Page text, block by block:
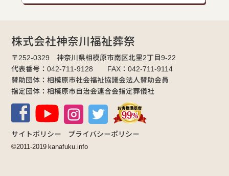
株式会社神奈川福祉葬祭
〒252-0329 神奈川県相模原市南区北里2丁目9-22
代表番号：042-711-9128 FAX：042-711-9114
賛助団体：相模原市社会福祉協議会法人賛助会員
指定団体：相模原市自治会連合会指定葬儀社
サイトポリシー プライバシーポリシー
©2011-2019 kanafuku.info